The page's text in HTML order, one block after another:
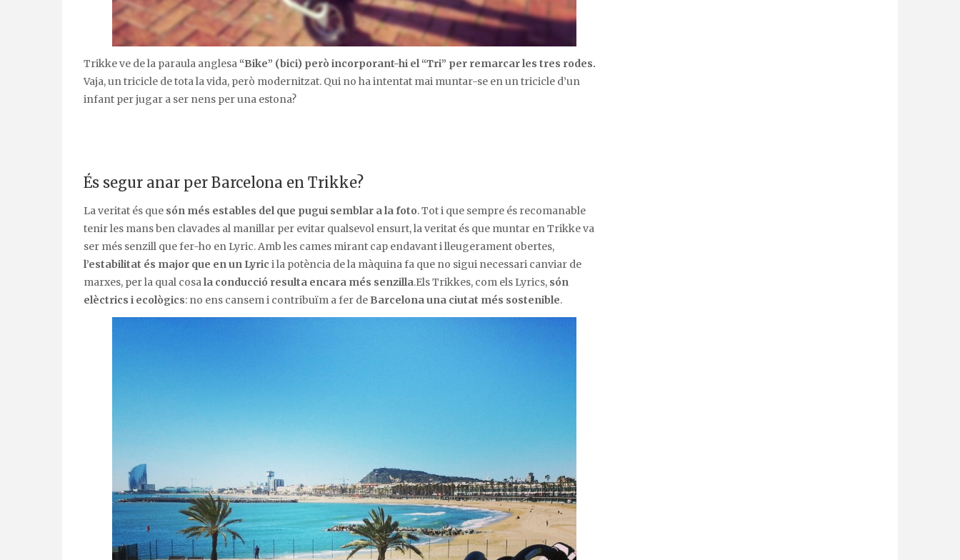
Trikke ve de la paraula anglesa “Bike” (bici) però incorporant-hi el “Tri” per remarcar les tres rodes.
Vaja, un tricicle de tota la vida, però modernitzat. Qui no ha intentat mai muntar-se en un tricicle d’un
infant per jugar a ser nens per una estona?
És segur anar per Barcelona en Trikke?
La veritat és que són més estables del que pugui semblar a la foto. Tot i que sempre és recomanable
tenir les mans ben clavades al manillar per evitar qualsevol ensurt, la veritat és que muntar en Trikke va
ser més senzill que fer-ho en Lyric. Amb les cames mirant cap endavant i lleugerament obertes,
l’estabilitat és major que en un Lyric i la potència de la màquina fa que no sigui necessari canviar de
marxes, per la qual cosala conducció resulta encara més senzilla.Els Trikkes, com els Lyrics, són
elèctrics i ecològics: no ens cansem i contribuïm a fer de Barcelona una ciutat més sostenible.